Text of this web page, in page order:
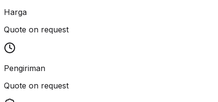
Harga
Quote on request
Pengiriman
Quote on request